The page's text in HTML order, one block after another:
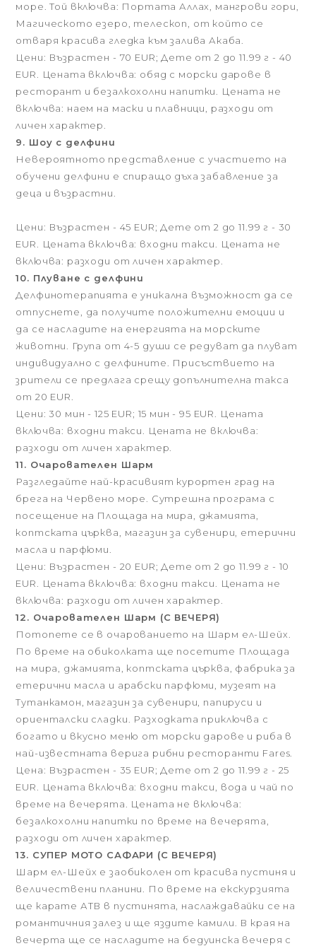
море. Той включва: Портата Аллах, мангрови гори,
Магическото езеро, телескоп, от който се
отваря красива гледка към залива Акаба.
Цени: Възрастен - 70 EUR; Дете от 2 до 11.99 г - 40
EUR. Цената включва: обяд с морски дарове в
ресторант и безалкохолни напитки. Цената не
включва: наем на маски и плавници, разходи от
личен характер.
9. Шоу с делфини
Невероятното представление с участието на
обучени делфини е спиращо дъха забавление за
деца и възрастни.
Цени: Възрастен - 45 EUR; Дете от 2 до 11.99 г - 30
EUR. Цената включва: входни такси. Цената не
включва: разходи от личен характер.
10. Плуване с делфини
Делфинотерапията е уникална възможност да се
отпуснете, да получите положителни емоции и
да се насладите на енергията на морските
животни. Група от 4-5 души се редуват да плуват
индивидуално с делфините. Присъствието на
зрители се предлага срещу допълнителна такса
от 20 EUR.
Цени: 30 мин - 125 EUR; 15 мин - 95 EUR. Цената
включва: входни такси. Цената не включва:
разходи от личен характер.
11. Очарователен Шарм
Разгледайте най-красивият курортен град на
брега на Червено море. Сутрешна програма с
посещение на Площада на мира, джамията,
коптската църква, магазин за сувенири, етерични
масла и парфюми.
Цени: Възрастен - 20 EUR; Дете от 2 до 11.99 г - 10
EUR. Цената включва: входни такси. Цената не
включва: разходи от личен характер.
12. Очарователен Шарм (С ВЕЧЕРЯ)
Потопете се в очарованието на Шарм ел-Шейх.
По време на обиколката ще посетите Площада
на мира, джамията, коптската църква, фабрика за
етерични масла и арабски парфюми, музеят на
Тутанкамон, магазин за сувенири, папируси и
ориенталски сладки. Разходката приключва с
богато и вкусно меню от морски дарове и риба в
най-известната верига рибни ресторанти Fares.
Цена: Възрастен - 35 EUR; Дете от 2 до 11.99 г - 25
EUR. Цената включва: входни такси, вода и чай по
време на вечерята. Цената не включва:
безалкохолни напитки по време на вечерята,
разходи от личен характер.
13. СУПЕР МОТО САФАРИ (С ВЕЧЕРЯ)
Шарм ел-Шейх е заобиколен от красива пустиня и
величествени планини. По време на екскурзията
ще карате АТВ в пустинята, наслаждавайки се на
романтичния залез и ще яздите камили. В края на
вечерта ще се насладите на бедуинска вечеря с